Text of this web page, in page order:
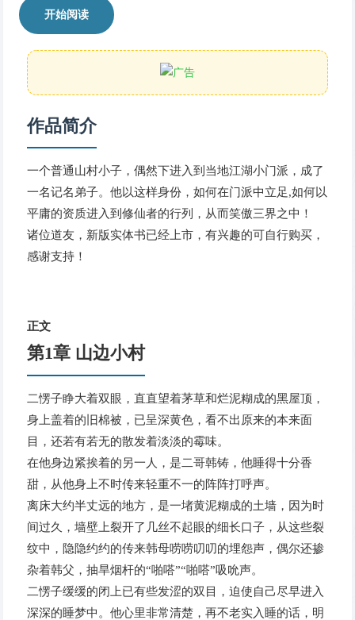
开始阅读
作品简介
一个普通山村小子，偶然下进入到当地江湖小门派，成了
一名记名弟子。他以这样身份，如何在门派中立足,如何以
平庸的资质进入到修仙者的行列，从而笑傲三界之中！
诸位道友，新版实体书已经上市，有兴趣的可自行购买，
感谢支持！
正文
第1章 山边小村
二愣子睁大着双眼，直直望着茅草和烂泥糊成的黑屋顶，
身上盖着的旧棉被，已呈深黄色，看不出原来的本来面
目，还若有若无的散发着淡淡的霉味。
在他身边紧挨着的另一人，是二哥韩铸，他睡得十分香
甜，从他身上不时传来轻重不一的阵阵打呼声。
离床大约半丈远的地方，是一堵黄泥糊成的土墙，因为时
间过久，墙壁上裂开了几丝不起眼的细长口子，从这些裂
纹中，隐隐约约的传来韩母唠唠叨叨的埋怨声，偶尔还掺
杂着韩父，抽旱烟杆的“啪嗒”“啪嗒”吸吮声。
二愣子缓缓的闭上已有些发涩的双目，迫使自己尽早进入
深深的睡梦中。他心里非常清楚，再不老实入睡的话，明